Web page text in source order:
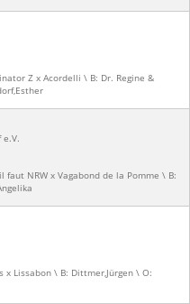
Z x Acordelli \ B: Dr. Regine &
faut NRW x Vagabond de la Pomme \ B:
x Lissabon \ B: Dittmer,Jürgen \ O: